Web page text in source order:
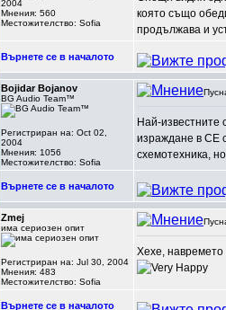
2004
Мнения: 560
Местожителство: Sofia
която също
продължава и
Върнете се в началото
Bojidar Bojanov
BG Audio Team™
Регистриран на: Oct 02,
2004
Мнения: 1056
Местожителство: Sofia
Най-известните
израждане в СЕ
схемотехника,
Върнете се в началото
Zmej
има сериозен опит
Регистриран на: Jul 30, 2004
Мнения: 483
Местожителство: Sofia
Хехе, навремето
Върнете се в началото